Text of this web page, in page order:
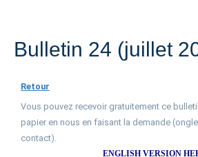
Bulletin 24 (juillet
Retour
Vous pouvez recevoir gratuitement ce
papier en nous en faisant la demande
contact).
ENGLISH VERSION